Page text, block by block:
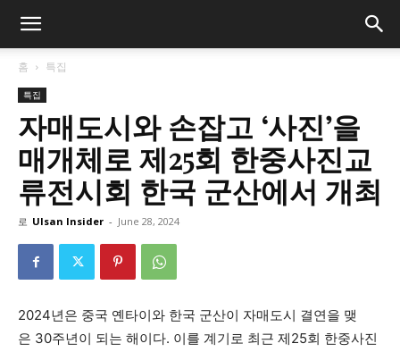
홈 특집
특집
자매도시와 손잡고 ‘사진’을
매개체로 제25회 한중사진교
류전시회 한국 군산에서 개최
로 Ulsan Insider - June 28, 2024
2024년은 중국 옌타이와 한국 군산이 자매도시 결연을 맺
은 30주년이 되는 해이다. 이를 계기로 최근 제25회 한중사진